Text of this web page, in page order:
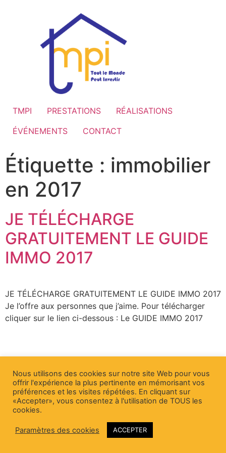
TMPI PRESTATIONS
RÉALISATIONS
ÉVÉNEMENTS
CONTACT
Étiquette : immobilier
en 2017
JE TÉLÉCHARGE
GRATUITEMENT LE GUIDE
IMMO 2017
JE TÉLÉCHARGE GRATUITEMENT LE GUIDE IMMO 2017
Je l’offre aux personnes que j’aime. Pour télécharger
cliquer sur le lien ci-dessous : Le GUIDE IMMO 2017
Nous utilisons des cookies sur notre site Web pour vous
offrir l'expérience la plus pertinente en mémorisant vos
préférences et les visites répétées. En cliquant sur
«Accepter», vous consentez à l'utilisation de TOUS les
cookies.
Paramètres des cookies ACCEPTER